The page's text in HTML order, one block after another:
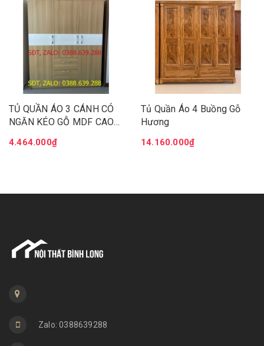
TỦ QUẦN ÁO 3 CÁNH CÓ
NGĂN KÉO GỖ MDF CAO
4.464.000₫
Tủ Quần Áo 4 Buồng Gỗ
Hương
14.160.000₫
Zalo: 0388639288